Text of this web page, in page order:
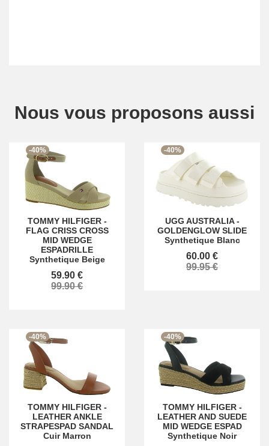
Nous vous proposons aussi
-40%
TOMMY HILFIGER-
FLAG CRISS CROSS
MID WEDGE
ESPADRILLE
Synthetique Beige
59.90 €
99.90 €
-40%
UGG AUSTRALIA-
GOLDENGLOW SLIDE
Synthetique Blanc
60.00 €
99.95 €
-40%
TOMMY HILFIGER-
LEATHER ANKLE
STRAPESPAD SANDAL
Cuir Marron
-40%
TOMMY HILFIGER-
LEATHER AND SUEDE
MID WEDGE ESPAD
Synthetique Noir